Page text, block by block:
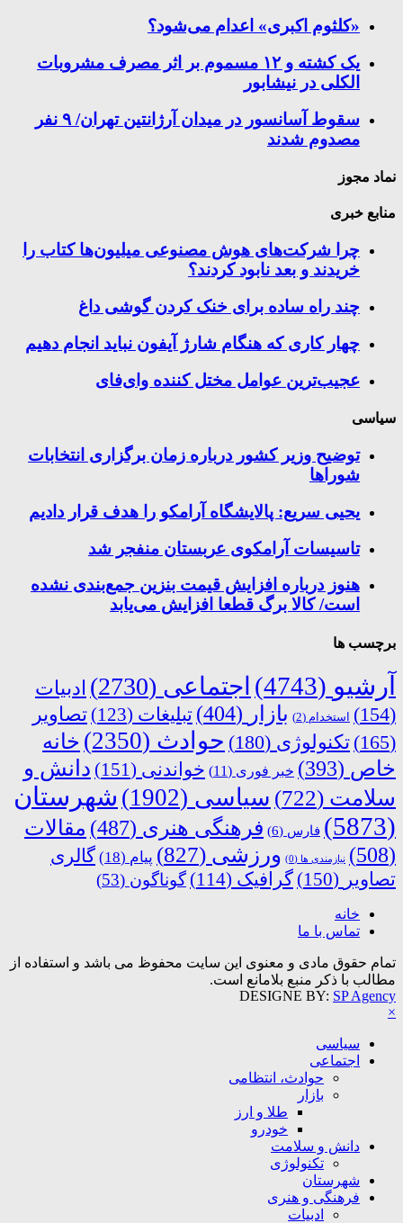
«کلثوم اکبری» اعدام می‌شود؟
یک کشته و ۱۲ مسموم بر اثر مصرف مشروبات
الکلی در نیشابور
سقوط آسانسور در میدان آرژانتین تهران/ ۹ نفر
مصدوم شدند
نماد مجوز
منابع خبری
چرا شرکت‌های هوش مصنوعی میلیون‌ها کتاب را
خریدند و بعد نابود کردند؟
چند راه‌ ساده برای خنک کردن گوشی داغ
چهار کاری که هنگام شارژ آیفون نباید انجام دهیم
عجیب‌ترین عوامل مختل کننده وای‌فای
سیاسی
توضیح وزیر کشور درباره زمان برگزاری انتخابات
شوراها
یحیی سریع: پالایشگاه آرامکو را هدف قرار دادیم
تاسیسات آرامکوی عربستان منفجر شد
هنوز درباره افزایش قیمت بنزین جمع‌بندی نشده
است/ کالا برگ قطعا افزایش می‌یابد
برچسب ها
آرشیو (4743) اجتماعی (2730)
ادبیات
(154)
استخدام (2) بازار (404) تبلیغات (123)
تصاویر
(165)
تکنولوژی (180) حوادث (2350)
خانه
خاص (393) خبر فوری (11) خواندنی (151)
دانش و
سلامت (722) سیاسی (1902)
شهرستان
(5873)
فارس (6) فرهنگی هنری (487)
مقالات
(508)
نیازمندی ها (0) ورزشی (827) پیام (18)
گالری
تصاویر (150) گرافیک (114) گوناگون (53)
خانه
تماس با ما
تمام حقوق مادی و معنوی این سایت محفوظ می باشد و استفاده از
مطالب با ذکر منبع بلامانع است.
DESIGNE BY: SP Agency
×
سیاسی
اجتماعی
حوادث، انتظامی
بازار
طلا و ارز
خودرو
دانش و سلامت
تکنولوژی
شهرستان
فرهنگی و هنری
ادبیات